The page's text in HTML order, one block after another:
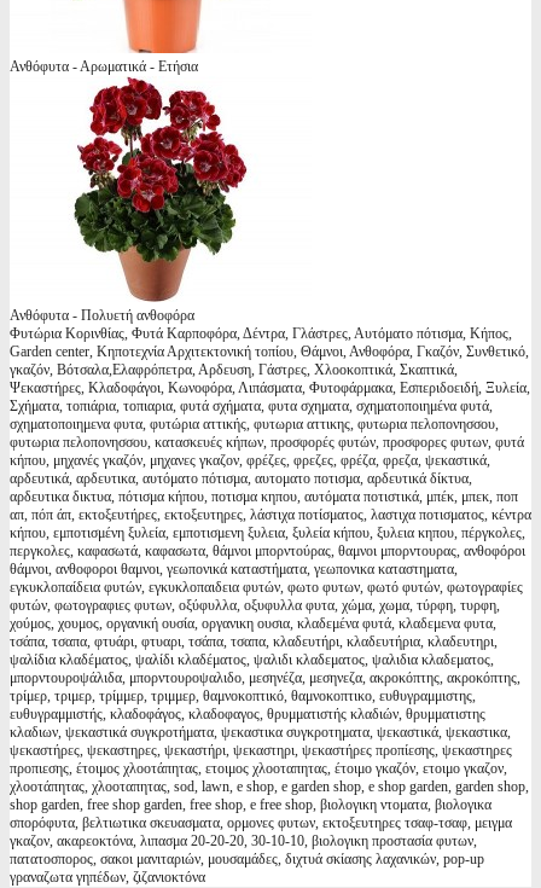
Ανθόφυτα - Αρωματικά - Ετήσια
Ανθόφυτα - Πολυετή ανθοφόρα
Φυτώρια Κορινθίας, Φυτά Καρποφόρα, Δέντρα, Γλάστρες, Αυτόματο πότισμα, Κήπος,
Garden center, Κηποτεχνία Αρχιτεκτονική τοπίου, Θάμνοι, Ανθοφόρα, Γκαζόν, Συνθετικό,
γκαζόν, Βότσαλα,Ελαφρόπετρα, Αρδευση, Γάστρες, Χλοοκοπτικά, Σκαπτικά,
Ψεκαστήρες, Κλαδοφάγοι, Κωνοφόρα, Λιπάσματα, Φυτοφάρμακα, Εσπεριδοειδή, Ξυλεία,
Σχήματα, τοπιάρια, τοπιαρια, φυτά σχήματα, φυτα σχηματα, σχηματοποιημένα φυτά,
σχηματοποιημενα φυτα, φυτώρια αττικής, φυτωρια αττικης, φυτωρια πελοπονησσου,
φυτωρια πελοπονησσου, κατασκευές κήπων, προσφορές φυτών, προσφορες φυτων, φυτά
κήπου, μηχανές γκαζόν, μηχανες γκαζον, φρέζες, φρεζες, φρέζα, φρεζα, ψεκαστικά,
αρδευτικά, αρδευτικα, αυτόματο πότισμα, αυτοματο ποτισμα, αρδευτικά δίκτυα,
αρδευτικα δικτυα, πότισμα κήπου, ποτισμα κηπου, αυτόματα ποτιστικά, μπέκ, μπεκ, ποπ
απ, πόπ άπ, εκτοξευτήρες, εκτοξευτηρες, λάστιχα ποτίσματος, λαστιχα ποτισματος, κέντρα
κήπου, εμποτισμένη ξυλεία, εμποτισμενη ξυλεια, ξυλεία κήπου, ξυλεια κηπου, πέργκολες,
περγκολες, καφασωτά, καφασωτα, θάμνοι μπορντούρας, θαμνοι μπορντουρας, ανθοφόροι
θάμνοι, ανθοφοροι θαμνοι, γεωπονικά καταστήματα, γεωπονικα καταστηματα,
εγκυκλοπαίδεια φυτών, εγκυκλοπαιδεια φυτών, φωτο φυτων, φωτό φυτών, φωτογραφίες
φυτών, φωτογραφιες φυτων, οξύφυλλα, οξυφυλλα φυτα, χώμα, χωμα, τύρφη, τυρφη,
χούμος, χουμος, οργανική ουσία, οργανικη ουσια, κλαδεμένα φυτά, κλαδεμενα φυτα,
τσάπα, τσαπα, φτυάρι, φτυαρι, τσάπα, τσαπα, κλαδευτήρι, κλαδευτήρια, κλαδευτηρι,
ψαλίδια κλαδέματος, ψαλίδι κλαδέματος, ψαλιδι κλαδεματος, ψαλιδια κλαδεματος,
μπορντουροψάλιδα, μπορντουροψαλιδο, μεσηνέζα, μεσηνεζα, ακροκόπτης, ακροκόπτης,
τρίμερ, τριμερ, τρίμμερ, τριμμερ, θαμνοκοπτικό, θαμνοκοπτικο, ευθυγραμμιστης,
ευθυγραμμιστής, κλαδοφάγος, κλαδοφαγος, θρυμματιστής κλαδιών, θρυμματιστης
κλαδιων, ψεκαστικά συγκροτήματα, ψεκαστικα συγκροτηματα, ψεκαστικά, ψεκαστικα,
ψεκαστήρες, ψεκαστηρες, ψεκαστήρι, ψεκαστηρι, ψεκαστήρες προπίεσης, ψεκαστηρες
προπιεσης, έτοιμος χλοοτάπητας, ετοιμος χλοοταπητας, έτοιμο γκαζόν, ετοιμο γκαζον,
χλοοτάπητας, χλοοταπητας, sod, lawn, e shop, e garden shop, e shop garden, garden shop,
shop garden, free shop garden, free shop, e free shop, βιολογικη ντοματα, βιολογικα
σπορόφυτα, βελτιωτικα σκευασματα, ορμονες φυτων, εκτοξευτηρες τσαφ-τσαφ, μειγμα
γκαζον, ακαρεοκτόνα, λιπασμα 20-20-20, 30-10-10, βιολογικη προστασία φυτων,
πατατοσπορος, σακοι μανιταριών, μουσαμάδες, διχτυά σκίασης λαχανικών, pop-up
γραναζωτα γηπέδων, ζιζανιοκτόνα